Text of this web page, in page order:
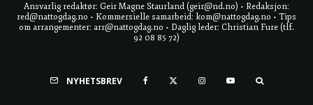
Ansvarlig redaktør: Geir Magne Staurland (geir@nd.no) • Redaksjon:
red@nattogdag.no • Kommersielle samarbeid: kom@nattogdag.no • Tips
om arrangementer: arr@nattogdag.no • Daglig leder: Christian Fure (tlf.
92 08 85 72)
NYHETSBREV